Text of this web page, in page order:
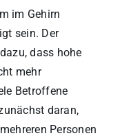
im Gehirn
sein. Der
dass hohe
mehr
Betroffene
daran,
Personen